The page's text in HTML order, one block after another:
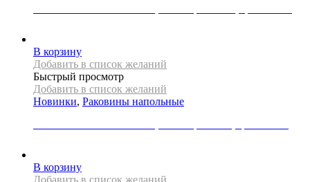
В корзину
Добавить в список желаний
Быстрый просмотр
Добавить в список желаний
Новинки, Раковины напольные
В корзину
Добавить в список желаний